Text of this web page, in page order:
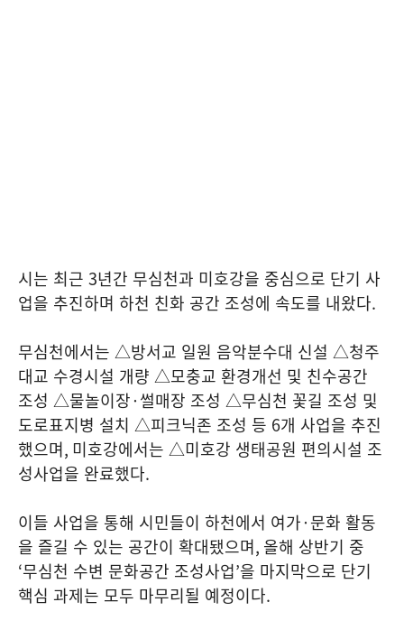
시는 최근 3년간 무심천과 미호강을 중심으로 단기 사
업을 추진하며 하천 친화 공간 조성에 속도를 내왔다.
무심천에서는 △방서교 일원 음악분수대 신설 △청주
대교 수경시설 개량 △모충교 환경개선 및 친수공간
조성 △물놀이장·썰매장 조성 △무심천 꽃길 조성 및
도로표지병 설치 △피크닉존 조성 등 6개 사업을 추진
했으며, 미호강에서는 △미호강 생태공원 편의시설 조
성사업을 완료했다.
이들 사업을 통해 시민들이 하천에서 여가·문화 활동
을 즐길 수 있는 공간이 확대됐으며, 올해 상반기 중
‘무심천 수변 문화공간 조성사업’을 마지막으로 단기
핵심 과제는 모두 마무리될 예정이다.